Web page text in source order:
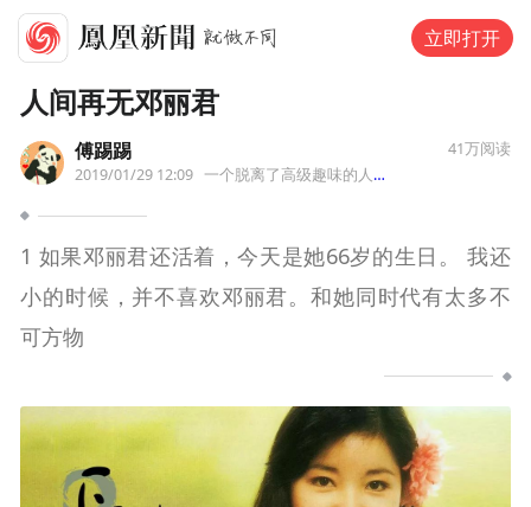
立即打开
人间再无邓丽君
傅踢踢
2019/01/29 12:09 一个脱离了高级趣味的人 来自上海市
41万阅读
1 如果邓丽君还活着，今天是她66岁的生日。 我还
小的时候，并不喜欢邓丽君。和她同时代有太多不
可方物